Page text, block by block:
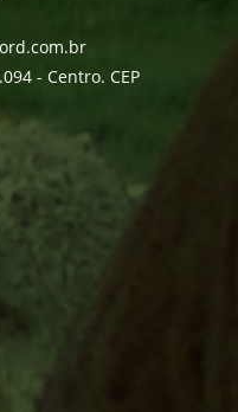
- Centro. CEP